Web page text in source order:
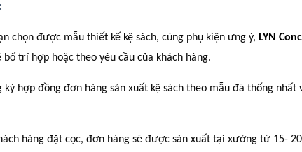
chọn được mẫu thiết kế kệ sách, cùng phụ kiện ưng ý, LYN
trí hợp hoặc theo yêu cầu của khách hàng.
ký hợp đồng đơn hàng sản xuất kệ sách theo mẫu đã thống
hàng đặt cọc, đơn hàng sẽ được sản xuất tại xưởng từ 15-